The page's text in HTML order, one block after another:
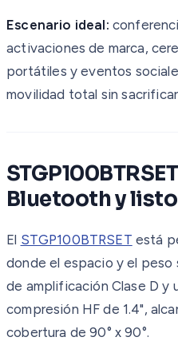
Escenario ideal:
activaciones de marca,
portátiles y eventos
movilidad total sin
Bluetooth y
El STGP100BTRSET está
donde el espacio y el peso
de amplificación Clase D y
compresión HF de 1.4",
cobertura de 90° x 90°.